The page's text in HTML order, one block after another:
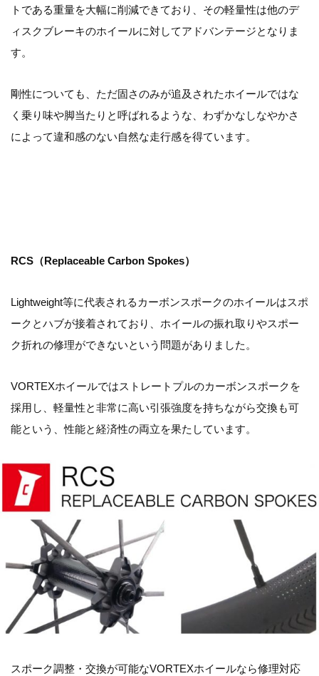
トである重量を大幅に削減できており、その軽量性は他のデ
ィスクブレーキのホイールに対してアドバンテージとなりま
す。
剛性についても、ただ固さのみが追及されたホイールではな
く乗り味や脚当たりと呼ばれるような、わずかなしなやかさ
によって違和感のない自然な走行感を得ています。
RCS（Replaceable Carbon Spokes）
Lightweight等に代表されるカーボンスポークのホイールはスポ
ークとハブが接着されており、ホイールの振れ取りやスポー
ク折れの修理ができないという問題がありました。
VORTEXホイールではストレートプルのカーボンスポークを
採用し、軽量性と非常に高い引張強度を持ちながら交換も可
能という、性能と経済性の両立を果たしています。
スポーク調整・交換が可能なVORTEXホイールなら修理対応